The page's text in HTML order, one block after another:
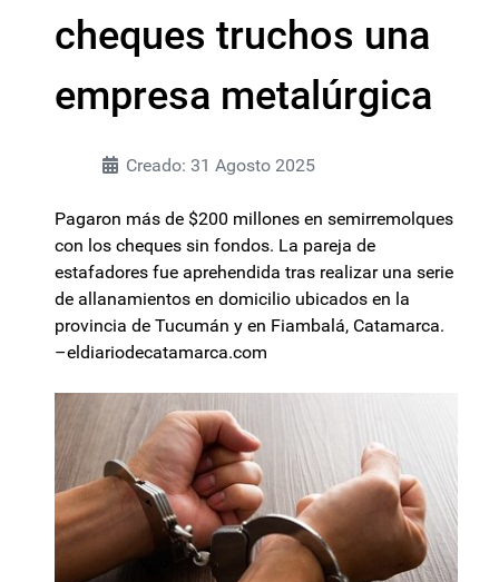
cheques truchos una
empresa metalúrgica
Creado: 31 Agosto 2025
Pagaron más de $200 millones en semirremolques
con los cheques sin fondos. La pareja de
estafadores fue aprehendida tras realizar una serie
de allanamientos en domicilio ubicados en la
provincia de Tucumán y en Fiambalá, Catamarca.
–eldiariodecatamarca.com